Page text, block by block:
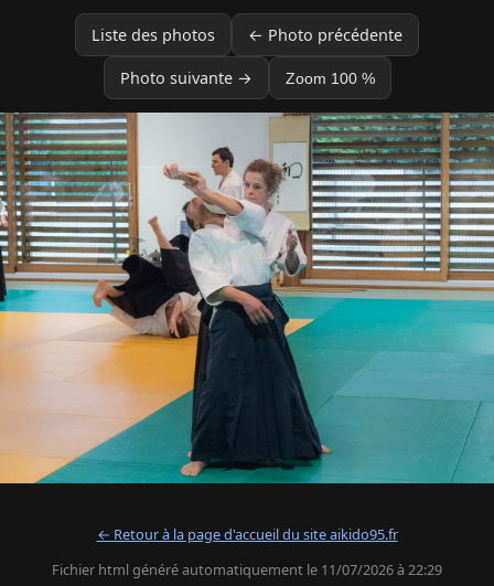
Liste des photos ← Photo précédente
Photo suivante → Zoom 100 %
← Retour à la page d'accueil du site aikido95.fr
Fichier html généré automatiquement le 11/07/2026 à 22:29